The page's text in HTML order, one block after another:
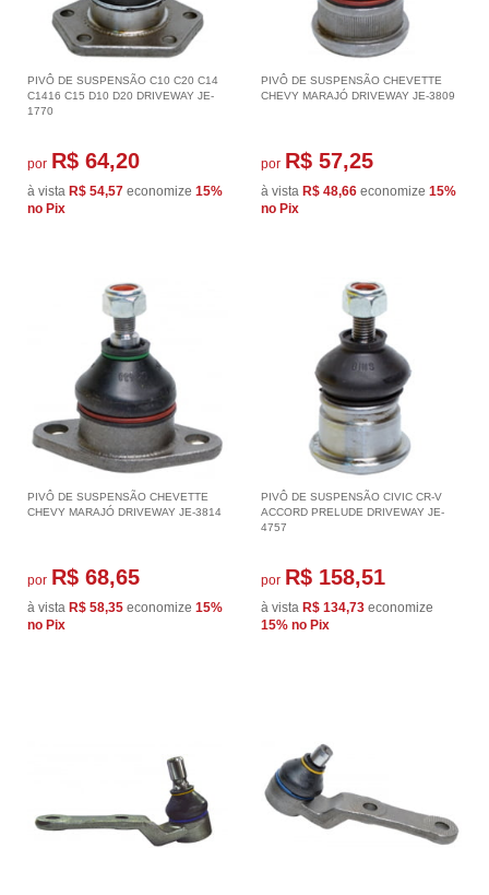
PIVÔ DE SUSPENSÃO C10 C20 C14
C1416 C15 D10 D20 DRIVEWAY JE-
1770
por R$ 64,20
à vista R$ 54,57 economize 15%
no Pix
PIVÔ DE SUSPENSÃO CHEVETTE
CHEVY MARAJÓ DRIVEWAY JE-3809
por R$ 57,25
à vista R$ 48,66 economize 15%
no Pix
PIVÔ DE SUSPENSÃO CHEVETTE
CHEVY MARAJÓ DRIVEWAY JE-3814
por R$ 68,65
à vista R$ 58,35 economize 15%
no Pix
PIVÔ DE SUSPENSÃO CIVIC CR-V
ACCORD PRELUDE DRIVEWAY JE-
4757
por R$ 158,51
à vista R$ 134,73 economize
15% no Pix